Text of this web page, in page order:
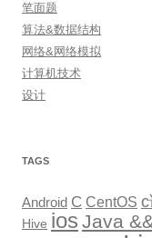
笔面题
算法&数据结构
网络&网络模拟
计算机技术
设计
TAGS
Android C CentOS
Hive ios Java